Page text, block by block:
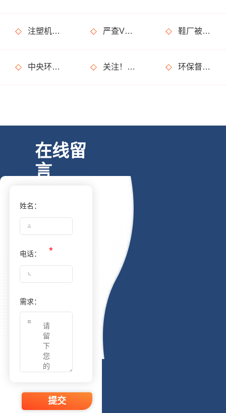
注塑机废气处理用什么设备?净化效果怎么样? 严查VOCs环境违法行为，工业企业要注意了 鞋厂被罚20万是怎么回事?是废气处理不达标?
中央环保督察亮出“利剑”，省级督察难道就不受关注了？ 关注！3月1日将施行这些环保政策及行业标准，和你我生活有关！ 环保督察又要来了?这些事儿坚决不能做!
在线留
言
姓名：
电话：
需求：
提交